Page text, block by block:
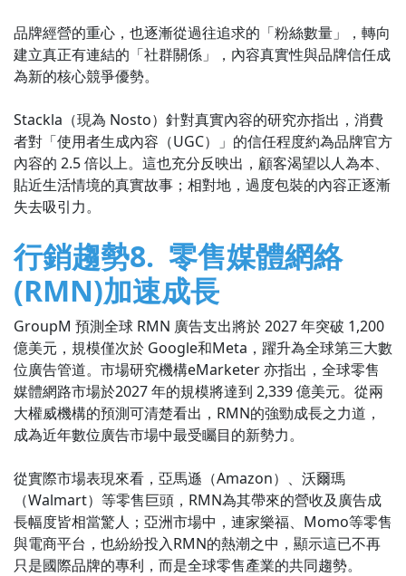
品牌經營的重心，也逐漸從過往追求的「粉絲數量」，轉向
建立真正有連結的「社群關係」，內容真實性與品牌信任成
為新的核心競爭優勢。
Stackla（現為 Nosto）針對真實內容的研究亦指出，消費
者對「使用者生成內容（UGC）」的信任程度約為品牌官方
內容的 2.5 倍以上。這也充分反映出，顧客渴望以人為本、
貼近生活情境的真實故事；相對地，過度包裝的內容正逐漸
失去吸引力。
行銷趨勢8. 零售媒體網絡
(RMN)加速成長
GroupM 預測全球 RMN 廣告支出將於 2027 年突破 1,200
億美元，規模僅次於 Google和Meta，躍升為全球第三大數
位廣告管道。市場研究機構eMarketer 亦指出，全球零售
媒體網路市場於2027 年的規模將達到 2,339 億美元。從兩
大權威機構的預測可清楚看出，RMN的強勁成長之力道，
成為近年數位廣告市場中最受矚目的新勢力。
從實際市場表現來看，亞馬遜（Amazon）、沃爾瑪
（Walmart）等零售巨頭，RMN為其帶來的營收及廣告成
長幅度皆相當驚人；亞洲市場中，連家樂福、Momo等零售
與電商平台，也紛紛投入RMN的熱潮之中，顯示這已不再
只是國際品牌的專利，而是全球零售產業的共同趨勢。